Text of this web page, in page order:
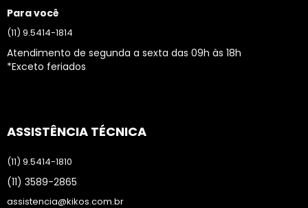
Para você
(11) 9.5414-1814
Atendimento de segunda a sexta das 09h às 18h
*Exceto feriados
ASSISTÊNCIA TÉCNICA
(11) 9.5414-1810
(11) 3589-2865
assistencia@kikos.com.br